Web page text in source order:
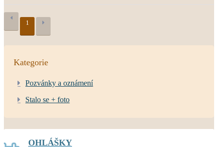
1
Kategorie
Pozvánky a oznámení
Stalo se + foto
OHLÁŠKY